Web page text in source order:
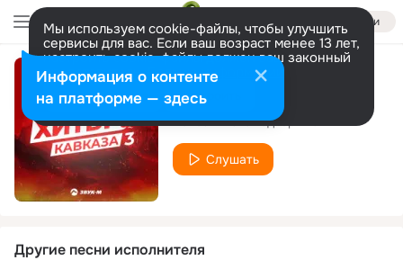
Войти
Мы используем cookie-файлы, чтобы улучшить
сервисы для вас. Если ваш возраст менее 13 лет,
настроить cookie-файлы должен ваш законный
представитель. Больше информации
Разрешить все Настроить
Губа не дура
Рейсан Магомедкеримов
Слушать
Другие песни исполнителя
Информация о контенте
на платформе — здесь